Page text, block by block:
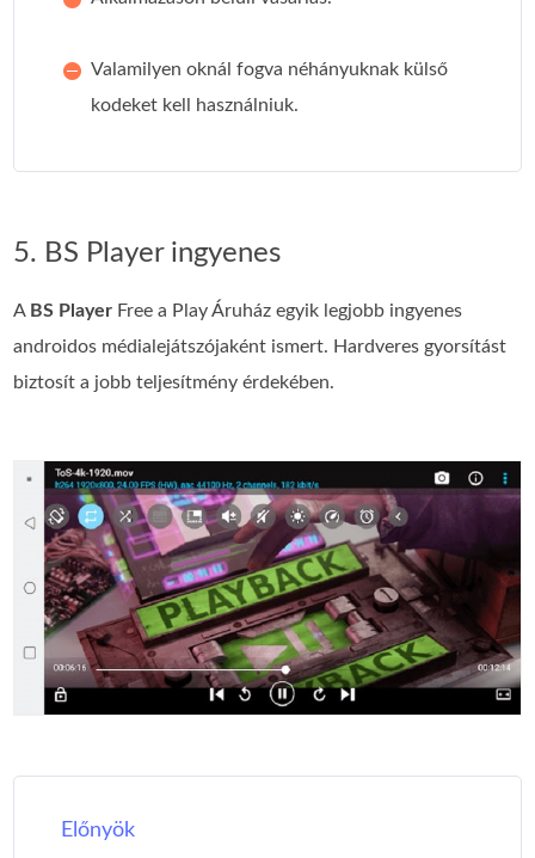
Valamilyen oknál fogva néhányuknak külső
kodeket kell használniuk.
5. BS Player ingyenes
A BS Player Free a Play Áruház egyik legjobb ingyenes
androidos médialejátszójaként ismert. Hardveres gyorsítást
biztosít a jobb teljesítmény érdekében.
Előnyök